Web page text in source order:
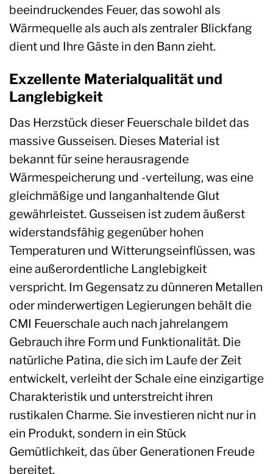
beeindruckendes Feuer, das sowohl als
Wärmequelle als auch als zentraler Blickfang
dient und Ihre Gäste in den Bann zieht.
Exzellente Materialqualität und
Langlebigkeit
Das Herzstück dieser Feuerschale bildet das
massive Gusseisen. Dieses Material ist
bekannt für seine herausragende
Wärmespeicherung und -verteilung, was eine
gleichmäßige und langanhaltende Glut
gewährleistet. Gusseisen ist zudem äußerst
widerstandsfähig gegenüber hohen
Temperaturen und Witterungseinflüssen, was
eine außerordentliche Langlebigkeit
verspricht. Im Gegensatz zu dünneren Metallen
oder minderwertigen Legierungen behält die
CMI Feuerschale auch nach jahrelangem
Gebrauch ihre Form und Funktionalität. Die
natürliche Patina, die sich im Laufe der Zeit
entwickelt, verleiht der Schale eine einzigartige
Charakteristik und unterstreicht ihren
rustikalen Charme. Sie investieren nicht nur in
ein Produkt, sondern in ein Stück
Gemütlichkeit, das über Generationen Freude
bereitet.